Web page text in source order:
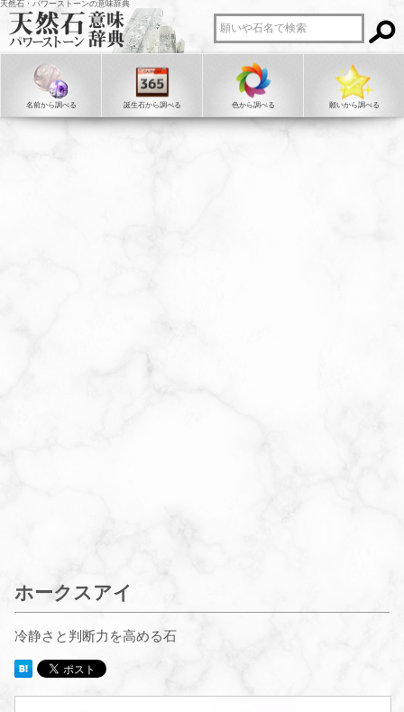
天然石・パワーストーンの意味辞典
名前から調べる 誕生石から調べる 色から調べる 願いから調べる
ホークスアイ
冷静さと判断力を高める石